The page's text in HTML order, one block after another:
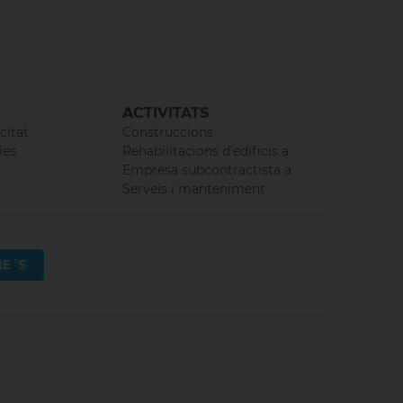
ACTIVITATS
Construccions
Rehabilitacions d'edificis a
Empresa subcontractista a
Serveis i manteniment